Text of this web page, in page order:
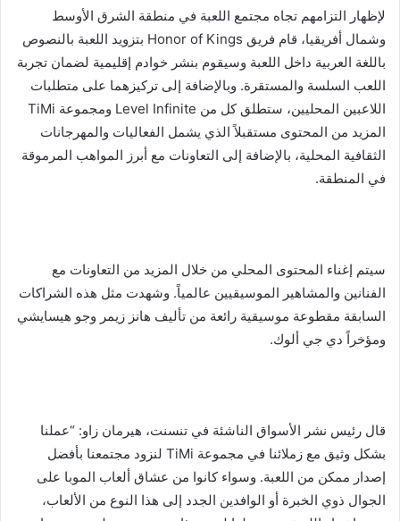
لإظهار التزامهم تجاه مجتمع اللعبة في منطقة الشرق الأوسط
وشمال أفريقيا، قام فريق Honor of Kings بتزويد اللعبة بالنصوص
باللغة العربية داخل اللعبة وسيقوم بنشر خوادم إقليمية لضمان تجربة
اللعب السلسة والمستقرة. وبالإضافة إلى تركيزهما على متطلبات
اللاعبين المحليين، ستطلق كل من Level Infinite ومجموعة TiMi
المزيد من المحتوى مستقبلاً الذي يشمل الفعاليات والمهرجانات
الثقافية المحلية، بالإضافة إلى التعاونات مع أبرز المواهب المرموقة
في المنطقة.
سيتم إغناء المحتوى المحلي من خلال المزيد من التعاونات مع
الفنانين والمشاهير الموسيقيين عالمياً. وشهدت مثل هذه الشراكات
السابقة مقطوعة موسيقية رائعة من تأليف هانز زيمر وجو هيسايشي
ومؤخراً دي جي ألوك.
قال رئيس نشر الأسواق الناشئة في تنسنت، هيرمان زاو: “عملنا
بشكل وثيق مع زملائنا في مجموعة TiMi لنزود مجتمعنا بأفضل
إصدار ممكن من اللعبة. وسواء كانوا من عشاق ألعاب الموبا على
الجوال ذوي الخبرة أو الوافدين الجدد إلى هذا النوع من الألعاب،